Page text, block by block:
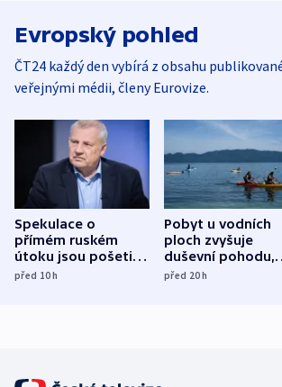
Evropský pohled
ČT24 každý den vybírá z obsahu
veřejnými médii, členy Eurovize.
Spekulace o
přímém ruském
útoku jsou pošetilé,
míní estonský
před 10h
Pobyt u vodních
ploch zvyšuje
duševní pohodu,
ukázala
před 20h